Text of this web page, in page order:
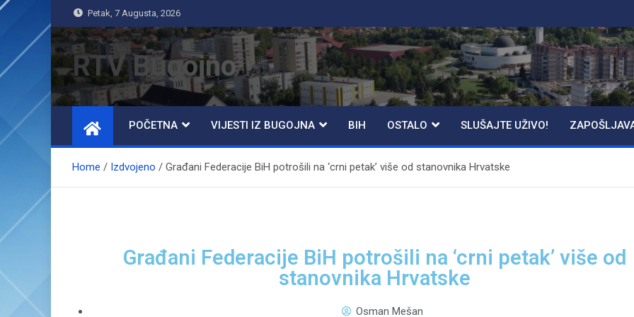
Petak, 7 Augusta, 2026
RTV Bugojno
POČETNA VIJESTI IZ BUGOJNA BIH OSTALO SLUŠAJTE UŽIVO!
Home Izdvojeno Građani Federacije BiH potrošili na ‘crni petak’ više od stanovnika Hrvatske
Građani Federacije BiH potrošili na ‘crni petak’ više od
stanovnika Hrvatske
Osman Mešan